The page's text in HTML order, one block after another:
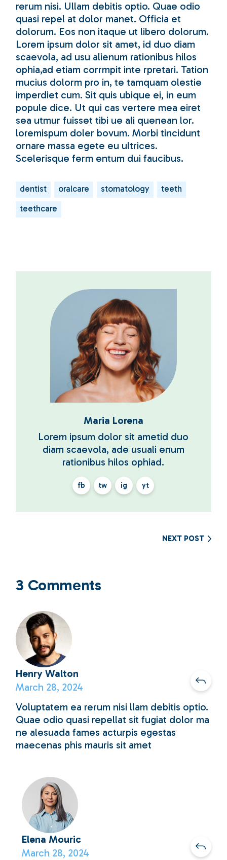
rerum nisi. Ullam debitis optio. Quae odio
quasi repel at dolor manet. Officia et
dolorum. Eos non itaque ut libero dolorum.
Lorem ipsum dolor sit amet, id duo diam
scaevola, ad usu alienum rationibus hilos
ophia,ad etiam corrmpit inte rpretari. Tation
mucius dolorm pro in, te tamquam olestie
imperdiet cum. Sit quis ubique ei, in eum
popule dice. Ut qui cas vertere mea eiret
sea utmur fuisset tibi ue ali quenean lor.
loremispum doler bovum. Morbi tincidunt
ornare massa egete eu ultrices.
Scelerisque ferm entum dui faucibus.
dentist oralcare stomatology
teeth
teethcare
Maria Lorena
Lorem ipsum dolor sit ametid duo
diam scaevola, ade usuali enum
rationibus hilos ophiad.
fb tw ig yt
NEXT POST
3 Comments
Henry Walton
March 28, 2024
Voluptatem ea rerum nisi llam debitis optio.
Quae odio quasi repellat sit fugiat dolor ma
ne alesuada fames acturpis egestas
maecenas phis mauris sit amet
Elena Mouric
March 28, 2024